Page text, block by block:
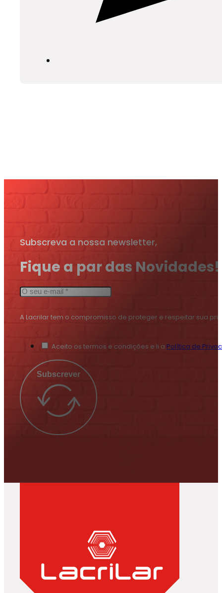
Subscreva a nossa newsletter,
Fique a par das Novidades!
A Lacrilar tem o compromisso de proteger e respeitar sua
Aceito os termos e condições e li a Política de
Subscrever